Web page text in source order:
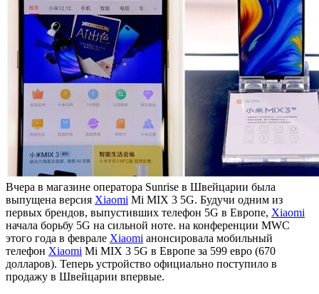
Вчера в магазине оператора Sunrise в Швейцарии была
выпущена версия Xiaomi Mi MIX 3 5G. Будучи одним из
первых брендов, выпустивших телефон 5G в Европе, Xiaomi
начала борьбу 5G на сильной ноте. на конференции MWC
этого года в феврале Xiaomi анонсировала мобильный
телефон Xiaomi Mi MIX 3 5G в Европе за 599 евро (670
долларов). Теперь устройство официально поступило в
продажу в Швейцарии впервые.